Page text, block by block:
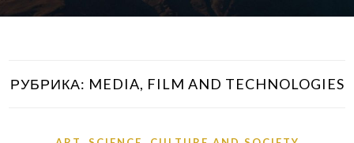
РУБРИКА: MEDIA, FILM AND TECHNOLOGIES